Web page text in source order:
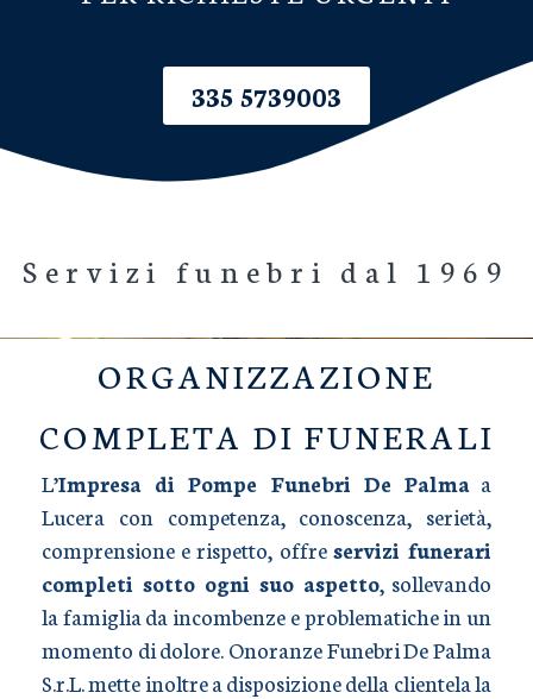
335 5739003
Servizi funebri dal 1969
ORGANIZZAZIONE
COMPLETA DI FUNERALI
L’Impresa di Pompe Funebri De Palmaa
Lucera con competenza, conoscenza, serietà,
comprensione e rispetto, offreservizi funerari
completi sotto ogni suo aspetto, sollevando
la famiglia da incombenze e problematiche in un
momento di dolore. Onoranze Funebri De Palma
S.r.L. mette inoltre a disposizione della clientela la